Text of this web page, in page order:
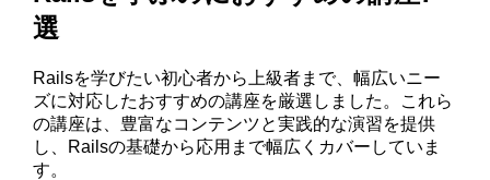
選
Railsを学びたい初心者から上級者まで、幅広いニー
ズに対応したおすすめの講座を厳選しました。これら
の講座は、豊富なコンテンツと実践的な演習を提供
し、Railsの基礎から応用まで幅広くカバーしていま
す。